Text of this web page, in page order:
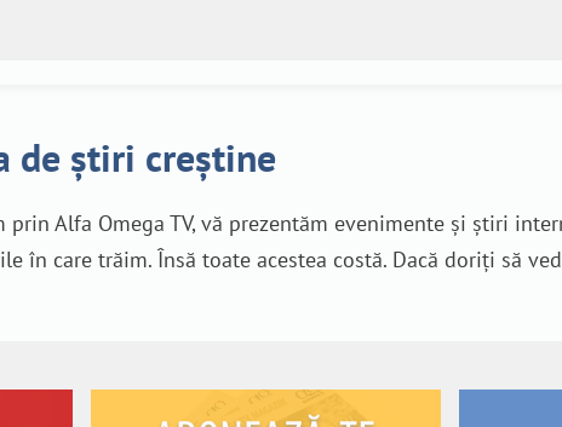
de știri creștine
prin Alfa Omega TV, vă prezentăm evenimente și știri
în care trăim. Însă toate acestea costă. Dacă doriți să